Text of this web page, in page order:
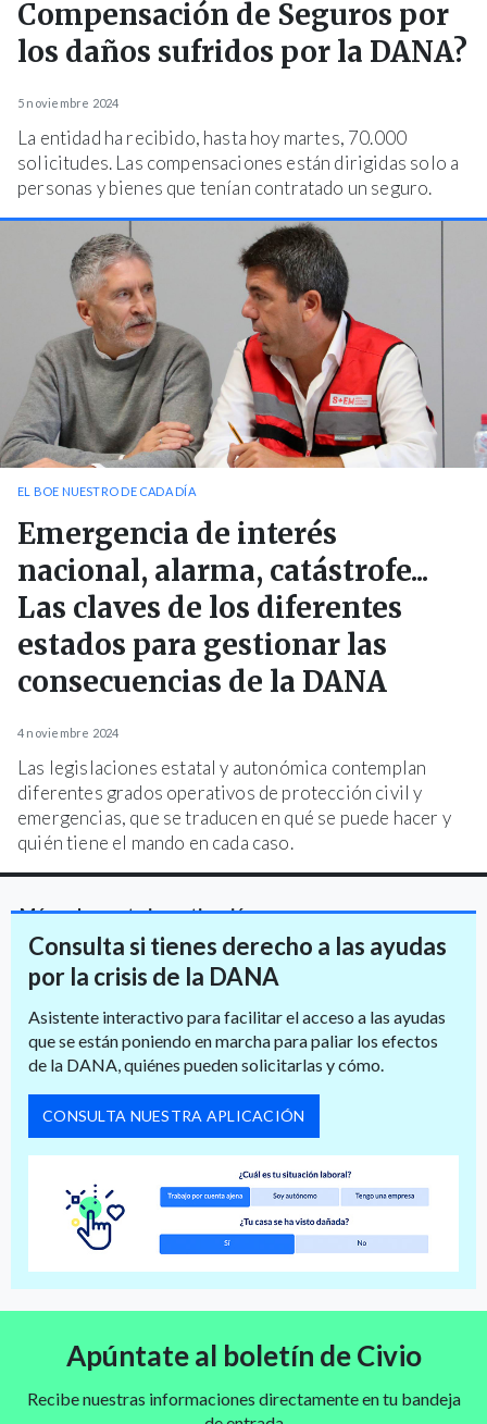
Compensación de Seguros por
los daños sufridos por la DANA?
5 noviembre 2024
La entidad ha recibido, hasta hoy martes, 70.000
solicitudes. Las compensaciones están dirigidas solo a
personas y bienes que tenían contratado un seguro.
EL BOE NUESTRO DE CADA DÍA
Emergencia de interés
nacional, alarma, catástrofe...
Las claves de los diferentes
estados para gestionar las
consecuencias de la DANA
4 noviembre 2024
Las legislaciones estatal y autonómica contemplan
diferentes grados operativos de protección civil y
emergencias, que se traducen en qué se puede hacer y
quién tiene el mando en cada caso.
Más sobre esta investigación
Consulta si tienes derecho a las ayudas
por la crisis de la DANA
Asistente interactivo para facilitar el acceso a las ayudas
que se están poniendo en marcha para paliar los efectos
de la DANA, quiénes pueden solicitarlas y cómo.
CONSULTA NUESTRA APLICACIÓN
Apúntate al boletín de Civio
Recibe nuestras informaciones directamente en tu bandeja